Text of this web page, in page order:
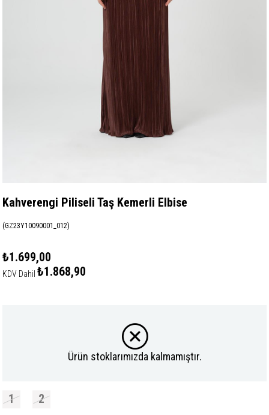
Kahverengi Piliseli Taş Kemerli Elbise
(GZ23Y10090001_012)
₺1.699,00
KDV Dahil ₺1.868,90
Ürün stoklarımızda kalmamıştır.
1 2